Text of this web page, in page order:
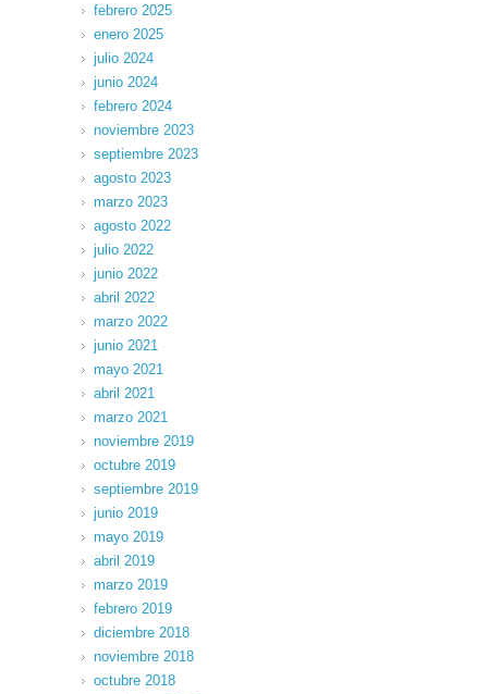
febrero 2025
enero 2025
julio 2024
junio 2024
febrero 2024
noviembre 2023
septiembre 2023
agosto 2023
marzo 2023
agosto 2022
julio 2022
junio 2022
abril 2022
marzo 2022
junio 2021
mayo 2021
abril 2021
marzo 2021
noviembre 2019
octubre 2019
septiembre 2019
junio 2019
mayo 2019
abril 2019
marzo 2019
febrero 2019
diciembre 2018
noviembre 2018
octubre 2018